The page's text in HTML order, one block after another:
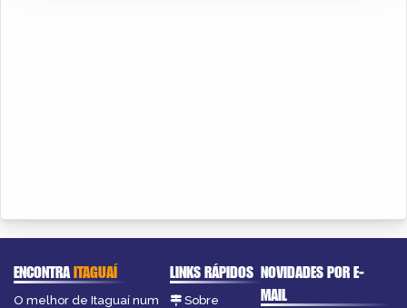
ENCONTRAITAGUAÍ
O melhor de Itaguaí num
LINKS RÁPIDOS
Sobre
NOVIDADES POR E-
MAIL